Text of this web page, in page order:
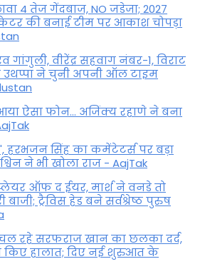
4 तेज गेंदबाज, NO जडेजा; 2027
की बनाई टीम पर आकाश चोपड़ा
गांगुली, वीरेंद्र सहवाग नंबर-1, विराट
उथप्पा ने चुनी अपनी ऑल टाइम
ऐसा फोन... अजिंक्य रहाणे ने बना
हरभजन सिंह का कमेंटेटर्स पर बड़ा
ने भी खोला राज - AajTak
ऑफ द ईयर, मार्श ने वनडे तो
बाजी; ट्रैविस हेड बने सर्वश्रेष्ठ पुरुष
चल रहे सरफराज खान का छलका दर्द,
किए हालात; दिए नई शुरुआत के